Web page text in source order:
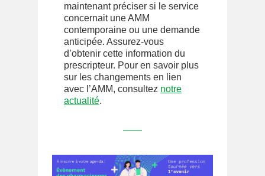
maintenant préciser si le service
concernait une AMM
contemporaine ou une demande
anticipée. Assurez-vous
d’obtenir cette information du
prescripteur. Pour en savoir plus
sur les changements en lien
avec l’AMM, consultez notre
actualité.